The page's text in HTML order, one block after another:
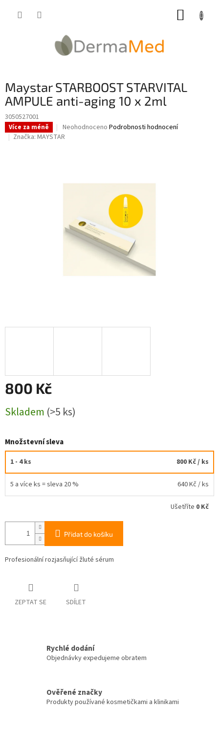
Maystar STARBOOST STARVITAL
AMPULE anti-aging 10 x 2ml
3050527001
Více za méně
Průměrné
hodnocení
5
Neohodnoceno Podrobnosti hodnocení
Značka: MAYSTAR
800 Kč
cena:
Skladem (>5 ks)
Množstevní sleva
1 - 4 ks 800 Kč/ ks
5 a více ks = sleva 20 % 640 Kč / ks
Ušetříte 0 Kč
Přidat do košíku
Profesionální rozjasňující žluté sérum
ZEPTAT SE SDÍLET
Rychlé dodání
Objednávky expedujeme obratem
Ověřené značky
Produkty používané kosmetičkami a klinikami